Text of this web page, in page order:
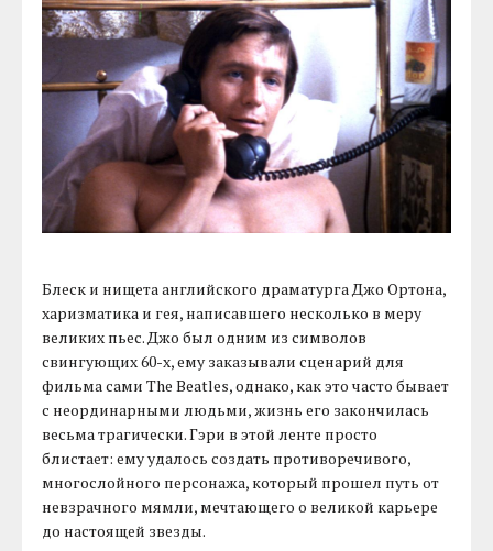
Блеск и нищета английского драматурга Джо Ортона,
харизматика и гея, написавшего несколько в меру
великих пьес. Джо был одним из символов
свингующих 60-х, ему заказывали сценарий для
фильма сами The Beatles, однако, как это часто бывает
с неординарными людьми, жизнь его закончилась
весьма трагически. Гэри в этой ленте просто
блистает: ему удалось создать противоречивого,
многослойного персонажа, который прошел путь от
невзрачного мямли, мечтающего о великой карьере
до настоящей звезды.